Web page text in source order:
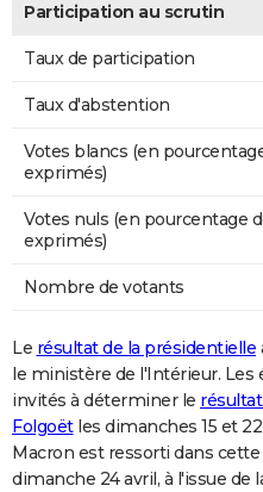
Participation au scrutin
Taux de participation
Taux d'abstention
Votes blancs (en
exprimés)
Votes nuls (en pourcentage
exprimés)
Nombre de votants
Le résultat de la présidentielle
le ministère de l'Intérieur.
invités à déterminer le
Folgoëtles dimanches 15 et
Macron est ressorti dans
dimanche 24 avril, à l'issue de